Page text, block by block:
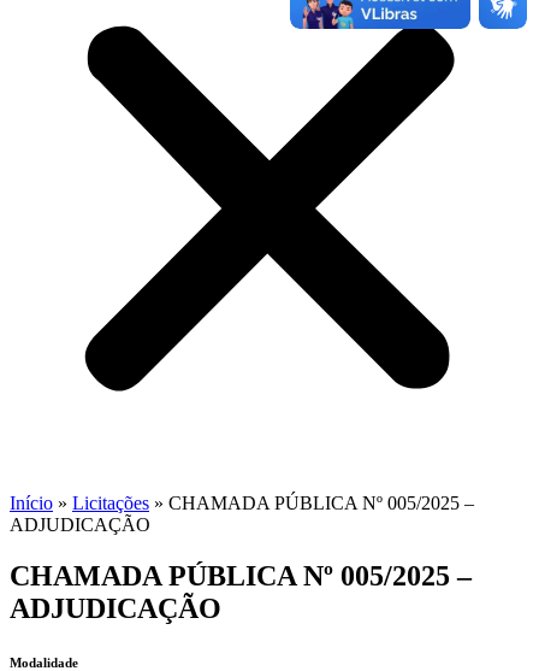
Início » Licitações » CHAMADA PÚBLICA Nº 005/2025 –
ADJUDICAÇÃO
CHAMADA PÚBLICA Nº 005/2025 –
ADJUDICAÇÃO
Modalidade